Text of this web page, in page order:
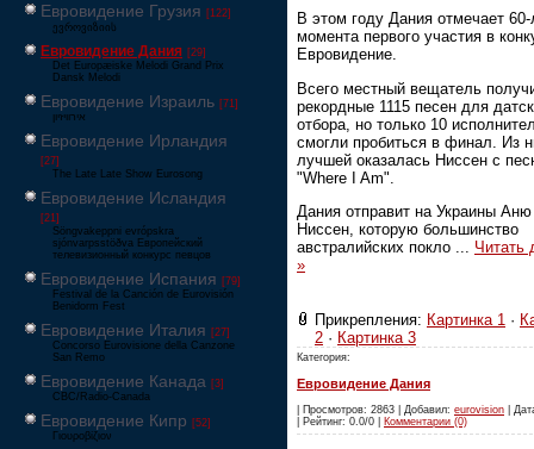
Евровидение Грузия [122]
ევროვიზიის
Евровидение Дания [29]
Det Europæiske Melodi Grand Prix
Dansk Melodi
Евровидение Израиль [71]
‏אירוויזיון
Евровидение Ирландия
[27]
The Late Late Show Eurosong
Евровидение Исландия
[21]
Söngvakeppni evrópskra
sjónvarpsstöðva Европейский
телевизионный конкурс певцов
Евровидение Испания [79]
Festival de la Canción de Eurovisión
Benidorm Fest
Евровидение Италия [27]
Concorso Eurovisione della Canzone
San Remo
Евровидение Канада [3]
CBC/Radio-Canada
Евровидение Кипр [52]
Γιουροβίζιον
В этом году Дания отмечает
момента первого участия в
Евровидение.
Всего местный вещатель
рекордные 1115 песен для
отбора, но только 10
смогли пробиться в финал. Из
лучшей оказалась Ниссен с
"Where I Am".
Дания отправит на Украины Аню
Ниссен, которую большинство
австралийских покло
Читать
»
Прикрепления: Картинка 1 ·
2 · Картинка 3
Категория:
Евровидение Дания
| Просмотров: 2863 | Добавил: eurovision |
| Рейтинг: 0.0/0 | Комментарии (0)